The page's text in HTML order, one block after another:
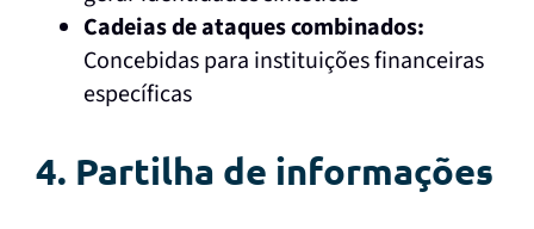
Cadeias de ataques combinados:
Concebidas para instituições financeiras
específicas
4. Partilha de informações